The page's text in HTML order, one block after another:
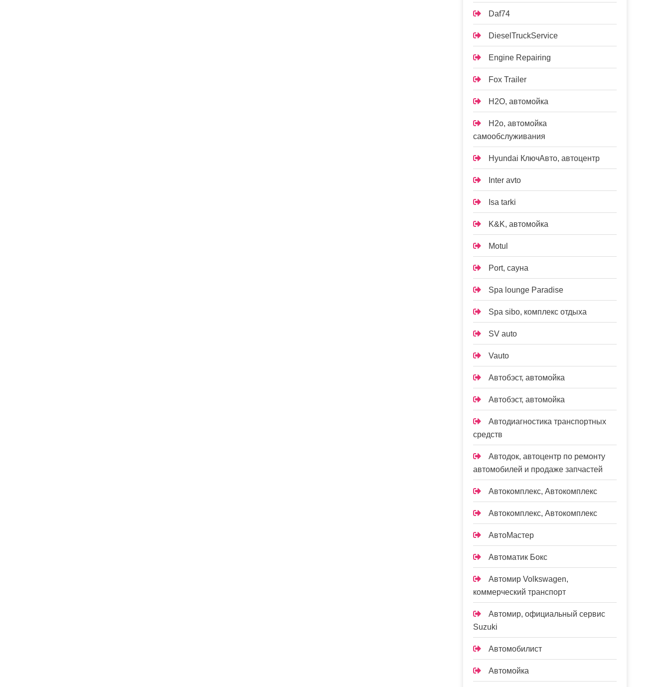
Daf74
DieselTruckService
Engine Repairing
Fox Trailer
H2O, автомойка
H2o, автомойка
самообслуживания
Hyundai КлючАвто, автоцентр
Inter avto
Isa tarki
K&K, автомойка
Motul
Port, сауна
Spa lounge Paradise
Spa sibo, комплекс отдыха
SV auto
Vauto
Автобэст, автомойка
Автобэст, автомойка
Автодиагностика транспортных
средств
Автодок, автоцентр по ремонту
автомобилей и продаже запчастей
Автокомплекс, Автокомплекс
Автокомплекс, Автокомплекс
АвтоМастер
Автоматик Бокс
Автомир Volkswagen,
коммерческий транспорт
Автомир, официальный сервис
Suzuki
Автомобилист
Автомойка